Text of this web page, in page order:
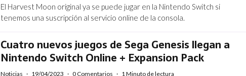
El Harvest Moon original ya se puede jugar en la Nintendo Switch si
tenemos una suscripción al servicio online de la consola.
Cuatro nuevos juegos de Sega Genesis llegan a
Nintendo Switch Online + Expansion Pack
Noticias · 19/04/2023 · 0 Comentarios · 1 Minuto de lectura